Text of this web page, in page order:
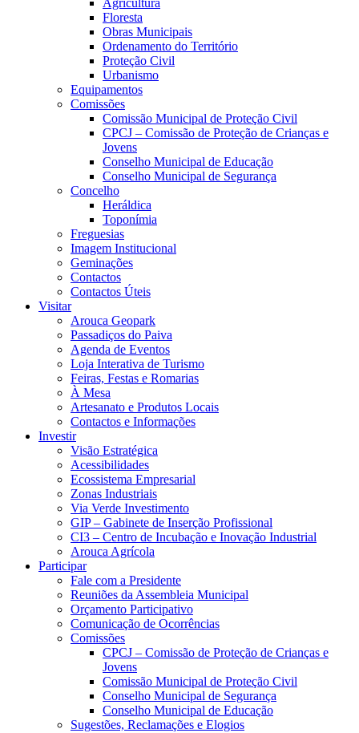
Agricultura
Floresta
Obras Municipais
Ordenamento do Território
Proteção Civil
Urbanismo
Equipamentos
Comissões
Comissão Municipal de Proteção Civil
CPCJ – Comissão de Proteção de Crianças e
Jovens
Conselho Municipal de Educação
Conselho Municipal de Segurança
Concelho
Heráldica
Toponímia
Freguesias
Imagem Institucional
Geminações
Contactos
Contactos Úteis
Visitar
Arouca Geopark
Passadiços do Paiva
Agenda de Eventos
Loja Interativa de Turismo
Feiras, Festas e Romarias
À Mesa
Artesanato e Produtos Locais
Contactos e Informações
Investir
Visão Estratégica
Acessibilidades
Ecossistema Empresarial
Zonas Industriais
Via Verde Investimento
GIP – Gabinete de Inserção Profissional
CI3 – Centro de Incubação e Inovação Industrial
Arouca Agrícola
Participar
Fale com a Presidente
Reuniões da Assembleia Municipal
Orçamento Participativo
Comunicação de Ocorrências
Comissões
CPCJ – Comissão de Proteção de Crianças e
Jovens
Comissão Municipal de Proteção Civil
Conselho Municipal de Segurança
Conselho Municipal de Educação
Sugestões, Reclamações e Elogios